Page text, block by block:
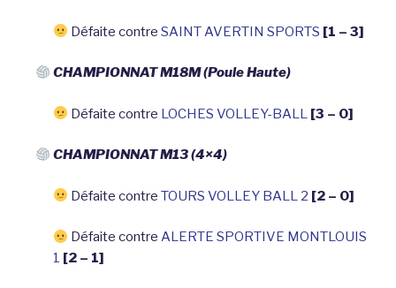
Défaite contreSAINT AVERTIN SPORTS [1 – 3]
CHAMPIONNAT M18M (Poule Haute)
Défaite contre LOCHES VOLLEY-BALL [3 – 0]
CHAMPIONNAT M13 (4×4)
Défaite contreTOURS VOLLEY BALL 2 [2 – 0]
Défaite contreALERTE SPORTIVE MONTLOUIS
1 [2 – 1]